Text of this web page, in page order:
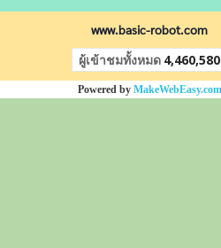
www.basic-robot.com
ผู้เข้าชมทั้งหมด 4,460,580
Powered by MakeWebEasy.com